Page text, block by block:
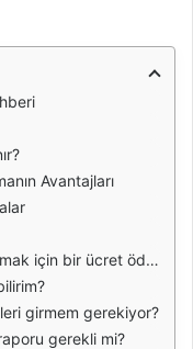
Avantajları
ödemem gerekiyor mu?
girmem gerekiyor?
gerekli mi?